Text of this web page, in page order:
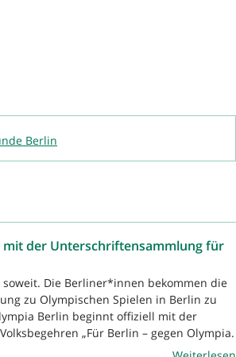
Berlin
mit der Unterschriftensammlung für
soweit. Die Berliner*innen bekommen die
zu Olympischen Spielen in Berlin zu
Berlin beginnt offiziell mit der
„Für Berlin – gegen Olympia.